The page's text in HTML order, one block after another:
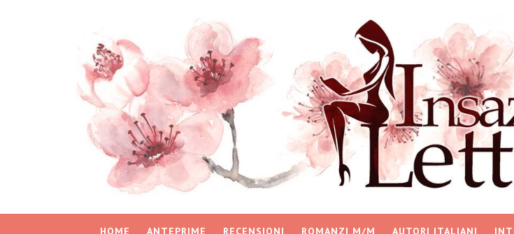
HOME ANTEPRIME RECENSIONI ROMANZI M/M AUTORI ITALIANI